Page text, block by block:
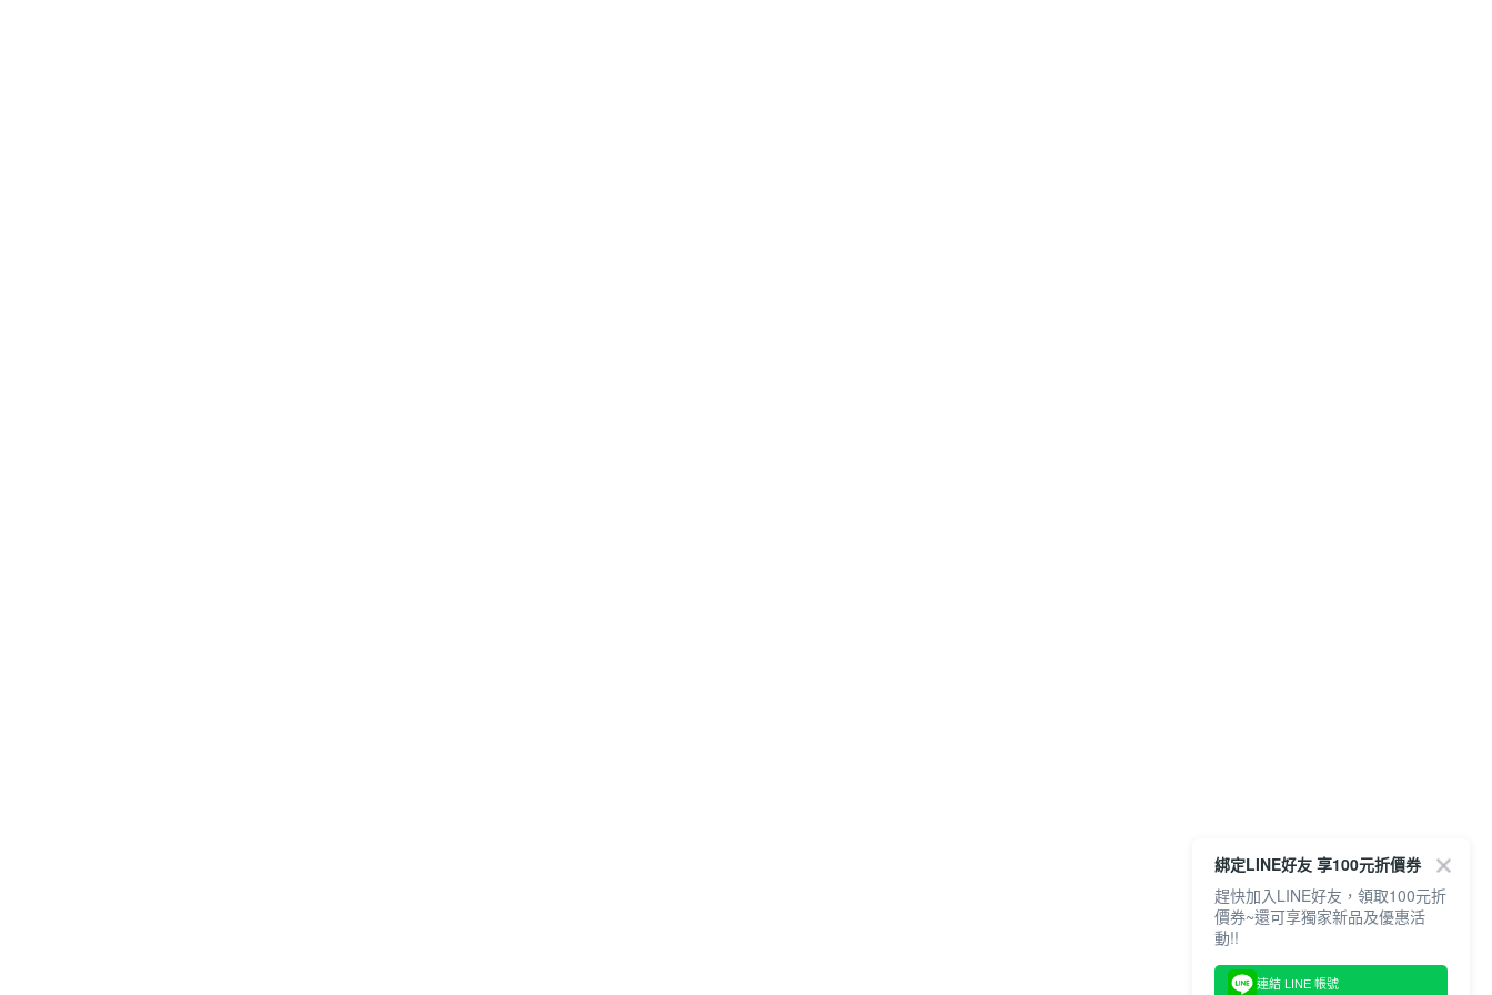
綁定LINE好友 享100元折價券
趕快加入LINE好友，領取100元折
價券~還可享獨家新品及優惠活
動!!
連結 LINE 帳號